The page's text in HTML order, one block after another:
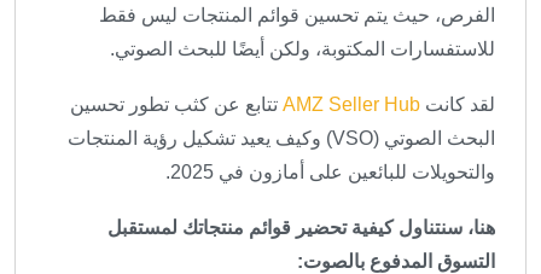
الفرص، حيث يتم تحسين قوائم المنتجات ليس فقط
للاستفسارات المكتوبة، ولكن أيضًا للبحث الصوتي.
لقد كانت AMZ Seller Hub تتابع عن كثب تطور تحسين
البحث الصوتي (VSO) وكيف يعيد تشكيل رؤية المنتجات
والتحويلات للبائعين على أمازون في 2025.
هنا، سنتناول كيفية تحضير قوائم منتجاتك لمستقبل
التسوق المدفوع بالصوت: